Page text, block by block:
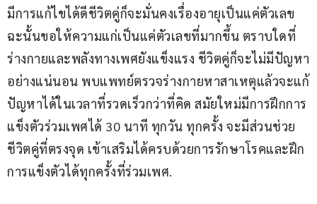
มีการแก้ไขได้ดีชีวิตคู่ก็จะมั่นคงเรื่องอายุเป็นแค่ตัวเลข
ฉะนั้นขอให้ความแก่เป็นแค่ตัวเลขที่มากขึ้น ตราบใดที่
ร่างกายและพลังทางเพศยังแข็งแรง ชีวิตคู่ก็จะไม่มีปัญหา
อย่างแน่นอน พบแพทย์ตรวจร่างกายหาสาเหตุแล้วจะแก้
ปัญหาได้ในเวลาที่รวดเร็วกว่าที่คิด สมัยใหม่มีการฝึกการ
แข็งตัวร่วมเพศได้ 30 นาที ทุกวัน ทุกครั้ง จะมีส่วนช่วย
ชีวิตคู่ที่ตรงจุด เข้าเสริมได้ครบด้วยการรักษาโรคและฝึก
การแข็งตัวได้ทุกครั้งที่ร่วมเพศ.